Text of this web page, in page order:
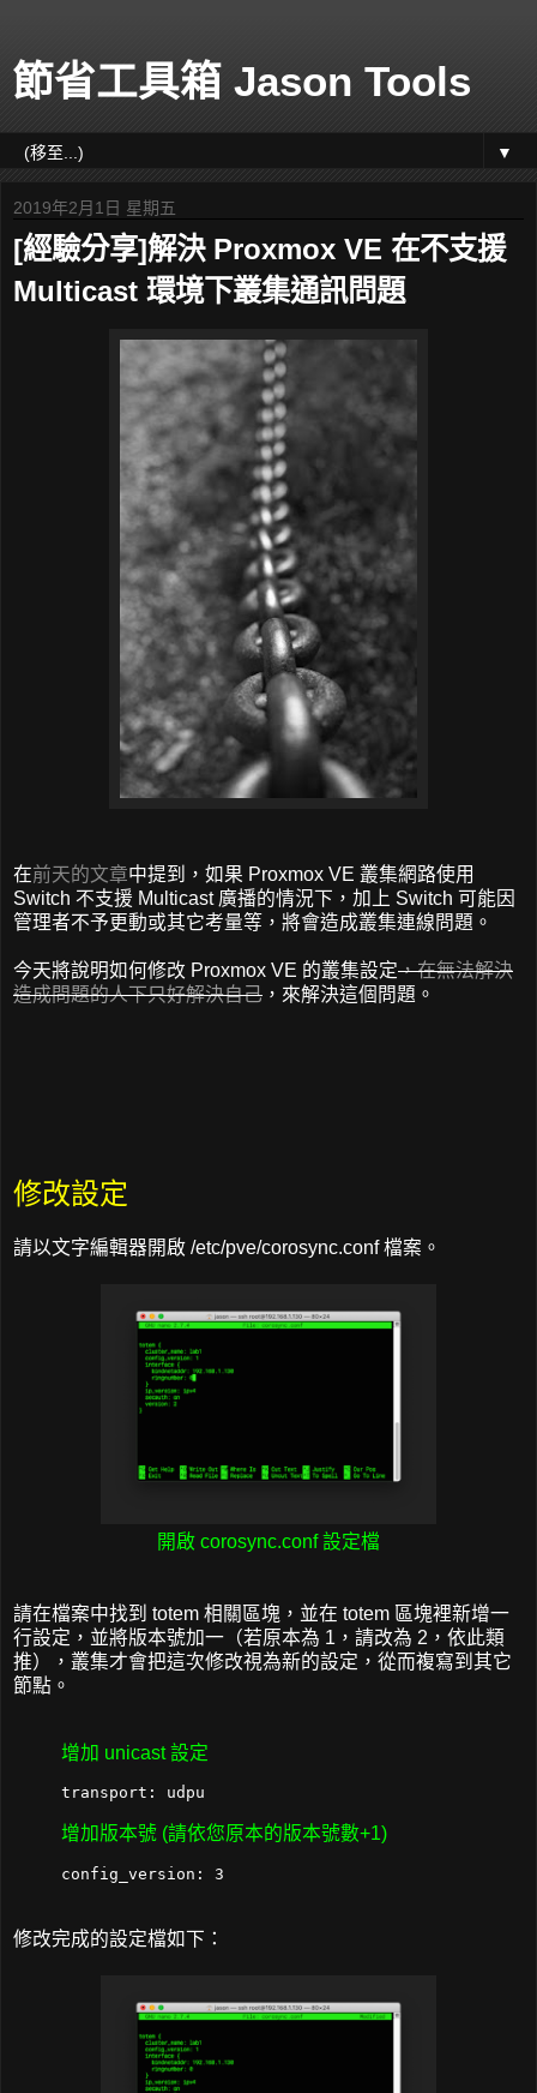
節省工具箱 Jason Tools
▼
2019年2月1日 星期五
[經驗分享]解決 Proxmox VE 在不支援
Multicast 環境下叢集通訊問題
在前天的文章中提到，如果 Proxmox VE 叢集網路使用
Switch 不支援 Multicast 廣播的情況下，加上 Switch 可能因
管理者不予更動或其它考量等，將會造成叢集連線問題。
今天將說明如何修改 Proxmox VE 的叢集設定，在無法解決
造成問題的人下只好解決自己 ，來解決這個問題。
修改設定
請以文字編輯器開啟 /etc/pve/corosync.conf 檔案。
開啟 corosync.conf 設定檔
請在檔案中找到 totem 相關區塊，並在 totem 區塊裡新增一
行設定，並將版本號加一（若原本為 1，請改為 2，依此類
推），叢集才會把這次修改視為新的設定，從而複寫到其它
節點。
增加 unicast 設定
增加版本號 (請依您原本的版本號數+1)
修改完成的設定檔如下：